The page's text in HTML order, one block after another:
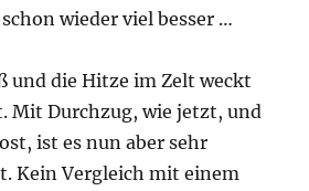
wieder viel besser …
und die Hitze im Zelt weckt
Mit Durchzug, wie jetzt, und
ist es nun aber sehr
Kein Vergleich mit einem